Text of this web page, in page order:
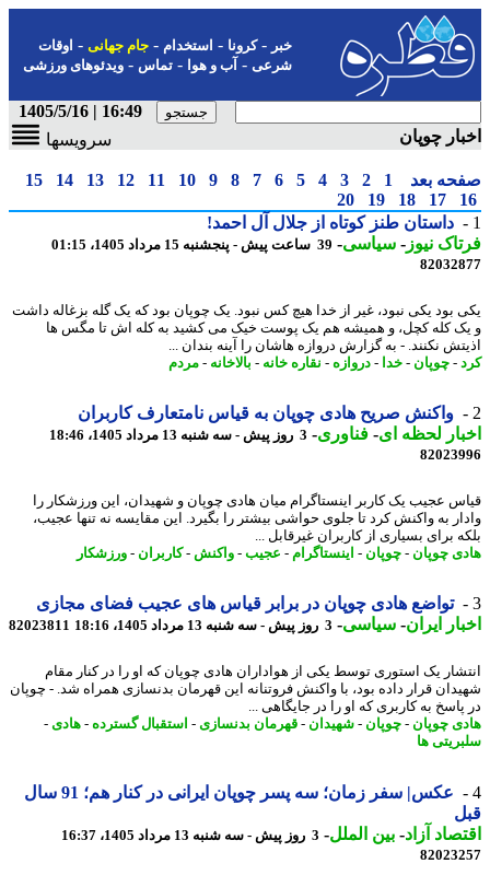
-کرونا-استخدام- جام جهانی-اوقات
شرعی-آب و هوا-تماس-ویدئوهای ورزشی
16:49 | 1405/5/16
چوپان
سرویسها
بعد 1
2
3
4
5
6
7
8
9
10
11
12
13
14
15
17
18
19
20
داستان طنز کوتاه از جلال آل احمد!
نیوز-سیاسی-39 ساعت پیش - پنجشنبه 15 مرداد 1405، 01:15
بود یکی نبود، غیر از خدا هیچ کس نبود. یک چوپان بود که یک گله بزغاله داشت
کله کچل، و همیشه هم یک پوست خیک می کشید به کله اش تا مگس ها
نکنند. - به گزارش دروازه هاشان را آینه بندان ...
-چوپان-خدا-دروازه - نقاره خانه -بالاخانه-مردم
واکنش صریح هادی چوپان به قیاس نامتعارف کاربران
لحظه ای- فناوری- 3 روز پیش - سه شنبه 13 مرداد 1405، 18:46
عجیب یک کاربر اینستاگرام میان هادی چوپان و شهیدان، این ورزشکار را
به واکنش کرد تا جلوی حواشی بیشتر را بگیرد. این مقایسه نه تنها عجیب،
برای بسیاری از کاربران غیرقابل ...
چوپان-چوپان-اینستاگرام- عجیب-واکنش-کاربران - ورزشکار
تواضع هادی چوپان در برابر قیاس های عجیب فضای مجازی
ایران- سیاسی-3 روز پیش - سه شنبه 13 مرداد 1405، 18:16 82023811
یک استوری توسط یکی از هواداران هادی چوپان که او را در کنار مقام
قرار داده بود، با واکنش فروتنانه این قهرمان بدنسازی همراه شد. - چوپان
به کاربری که او را در جایگاهی ...
چوپان-چوپان-شهیدان- قهرمان بدنسازی- استقبال گسترده- هادی-
ها
عکس| سفر زمان؛ سه پسر چوپان ایرانی در کنار هم؛ 91 سال
آزاد - بین الملل-3 روز پیش - سه شنبه 13 مرداد 1405، 16:37